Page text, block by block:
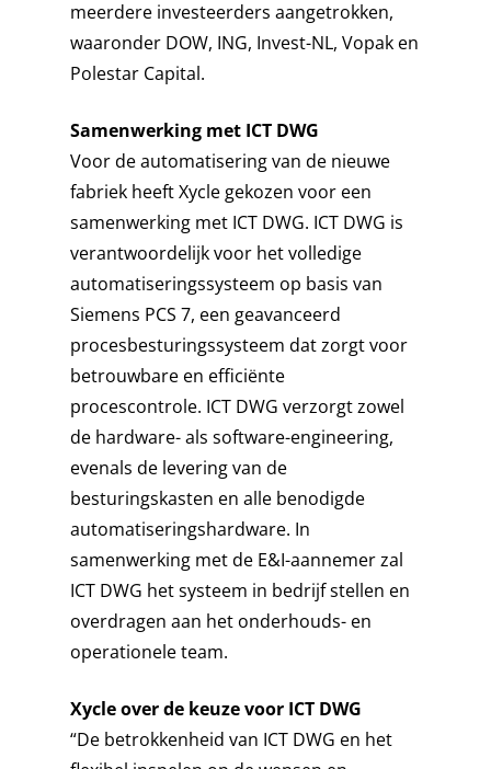
meerdere investeerders aangetrokken,
waaronder DOW, ING, Invest-NL, Vopak en
Polestar Capital.
Samenwerking met ICT DWG
Voor de automatisering van de nieuwe
fabriek heeft Xycle gekozen voor een
samenwerking met ICT DWG. ICT DWG is
verantwoordelijk voor het volledige
automatiseringssysteem op basis van
Siemens PCS 7, een geavanceerd
procesbesturingssysteem dat zorgt voor
betrouwbare en efficiënte
procescontrole. ICT DWG verzorgt zowel
de hardware- als software-engineering,
evenals de levering van de
besturingskasten en alle benodigde
automatiseringshardware. In
samenwerking met de E&I-aannemer zal
ICT DWG het systeem in bedrijf stellen en
overdragen aan het onderhouds- en
operationele team.
Xycle over de keuze voor ICT DWG
“De betrokkenheid van ICT DWG en het
HOME
MARKTEN
ENERGY
FINE CHEMICALS
FOOD & BEVERAGE
INFRASTRUCTURE
TANK TERMINALS
EXPERTISES
CONSULTANCY
CYBER SECURITY
ELECTRICAL
HOOG- EN
INDUSTRIAL
TECHNOLOGY
PROJECT
STORIES
CASES
NIEUWS
ONDERZOEK
OVER ICT DWG
KLANTEN
SIEMENS PARTNER
ROCKWELL
PARTNER
CONTACT
WERKEN BIJ ICT
SERVICEDESK
NEDERLANDS